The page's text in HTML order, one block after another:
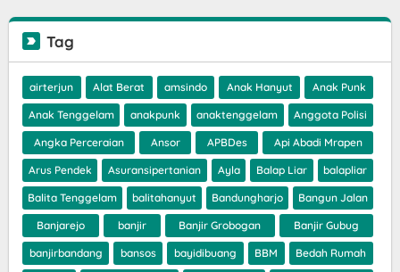
Tag
airterjun Alat Berat amsindo Anak Hanyut Anak Punk
Anak Tenggelam anakpunk anaktenggelam Anggota Polisi
Angka Perceraian Ansor APBDes Api Abadi Mrapen
Arus Pendek Asuransipertanian Ayla Balap Liar balapliar
Balita Tenggelam balitahanyut Bandungharjo Bangun Jalan
Banjarejo banjir Banjir Grobogan Banjir Gubug
banjirbandang bansos bayidibuang BBM Bedah Rumah